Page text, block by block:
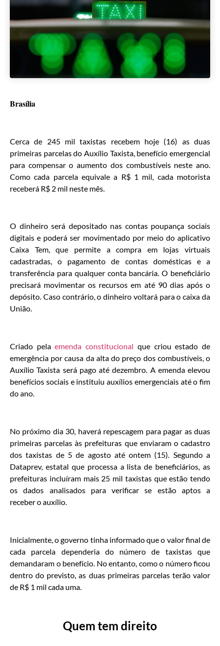
Brasília
Cerca de 245 mil taxistas recebem hoje (16) as duas
primeiras parcelas do Auxílio Taxista, benefício emergencial
para compensar o aumento dos combustíveis neste ano.
Como cada parcela equivale a R$ 1 mil, cada motorista
receberá R$ 2 mil neste mês.
O dinheiro será depositado nas contas poupança sociais
digitais e poderá ser movimentado por meio do aplicativo
Caixa Tem, que permite a compra em lojas virtuais
cadastradas, o pagamento de contas domésticas e a
transferência para qualquer conta bancária. O beneficiário
precisará movimentar os recursos em até 90 dias após o
depósito. Caso contrário, o dinheiro voltará para o caixa da
União.
Criado pelaemenda constitucional que criou estado de
emergência por causa da alta do preço dos combustíveis, o
Auxílio Taxista será pago até dezembro. A emenda elevou
benefícios sociais e instituiu auxílios emergenciais até o fim
do ano.
No próximo dia 30, haverá repescagem para pagar as duas
primeiras parcelas às prefeituras que enviaram o cadastro
dos taxistas de 5 de agosto até ontem (15). Segundo a
Dataprev, estatal que processa a lista de beneficiários, as
prefeituras incluíram mais 25 mil taxistas que estão tendo
os dados analisados para verificar se estão aptos a
receber o auxílio.
Inicialmente, o governo tinha informado que o valor final de
cada parcela dependeria do número de taxistas que
demandaram o benefício. No entanto, como o número ficou
dentro do previsto, as duas primeiras parcelas terão valor
de R$ 1 mil cada uma.
Quem tem direito